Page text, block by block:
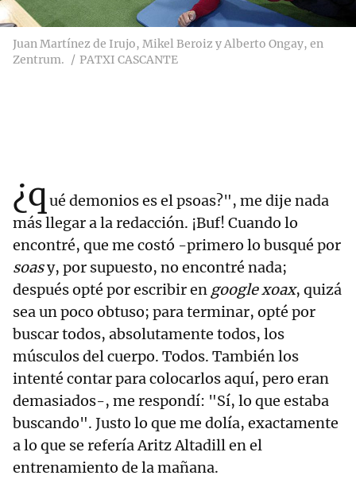
Juan Martínez de Irujo, Mikel Beroiz y Alberto Ongay, en
Zentrum.
PATXI CASCANTE
¿q ué demonios es el psoas?", me dije nada
más llegar a la redacción. ¡Buf! Cuando lo
encontré, que me costó -primero lo busqué por
soasy, por supuesto, no encontré nada;
después opté por escribir en googlexoax, quizá
sea un poco obtuso; para terminar, opté por
buscar todos, absolutamente todos, los
músculos del cuerpo. Todos. También los
intenté contar para colocarlos aquí, pero eran
demasiados-, me respondí: "Sí, lo que estaba
buscando". Justo lo que me dolía, exactamente
a lo que se refería Aritz Altadill en el
entrenamiento de la mañana.